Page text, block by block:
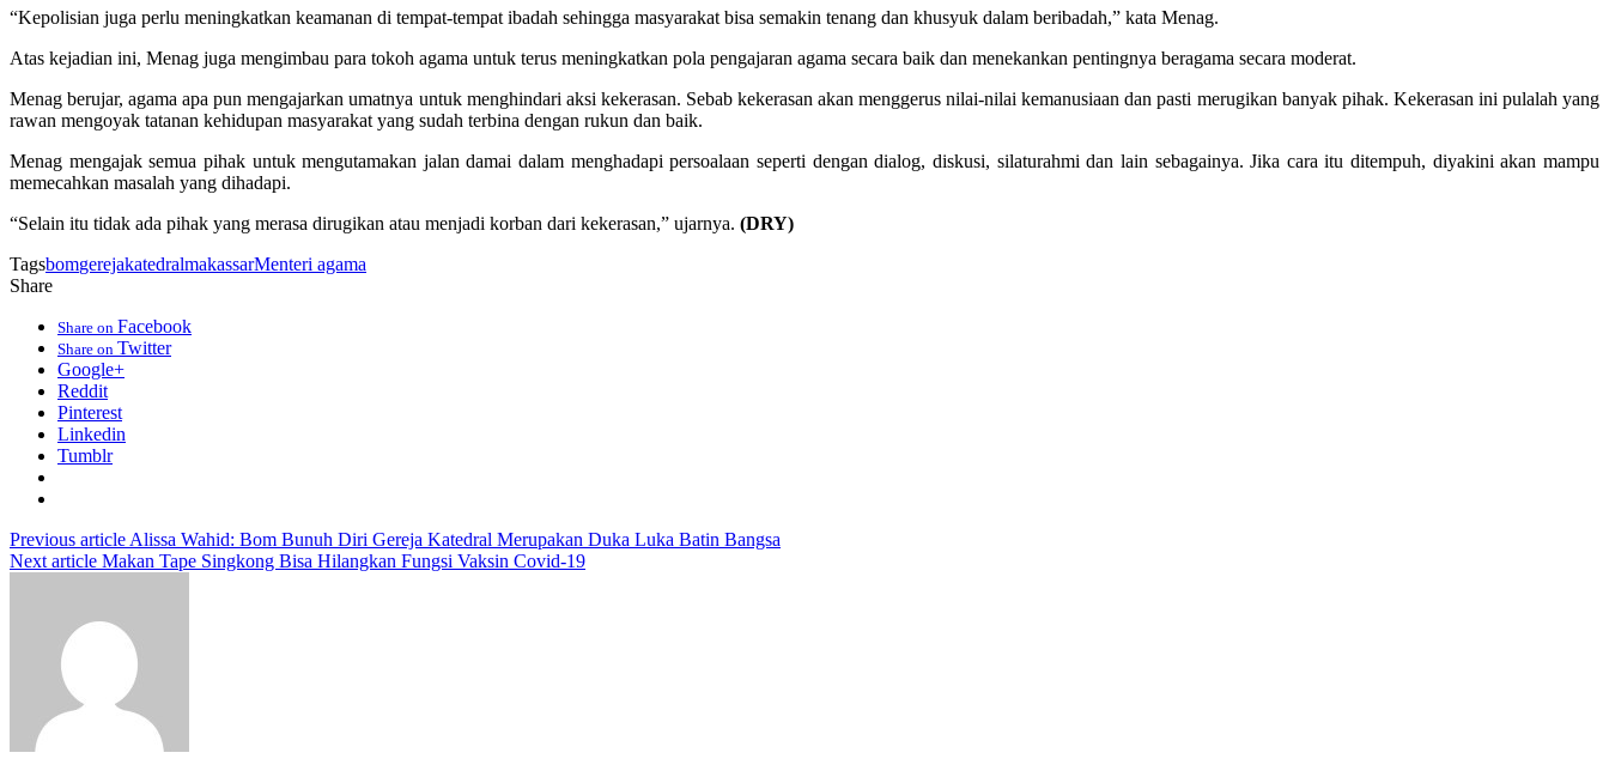
“Kepolisian juga perlu meningkatkan keamanan di tempat-tempat ibadah sehingga masyarakat bisa semakin tenang dan khusyuk dalam beribadah,” kata Menag.
Atas kejadian ini, Menag juga mengimbau para tokoh agama untuk terus meningkatkan pola pengajaran agama secara baik dan menekankan pentingnya beragama secara moderat.
Menag berujar, agama apa pun mengajarkan umatnya untuk menghindari aksi kekerasan. Sebab kekerasan akan menggerus nilai-nilai kemanusiaan dan pasti merugikan banyak pihak. Kekerasan ini pulalah yang
rawan mengoyak tatanan kehidupan masyarakat yang sudah terbina dengan rukun dan baik.
Menag mengajak semua pihak untuk mengutamakan jalan damai dalam menghadapi persoalaan seperti dengan dialog, diskusi, silaturahmi dan lain sebagainya. Jika cara itu ditempuh, diyakini akan mampu
memecahkan masalah yang dihadapi.
“Selain itu tidak ada pihak yang merasa dirugikan atau menjadi korban dari kekerasan,” ujarnya. (DRY)
TagsbomgerejakatedralmakassarMenteri agama
Share
Share on Facebook
Share on Twitter
Google+
Reddit
Pinterest
Linkedin
Tumblr
Previous article Alissa Wahid: Bom Bunuh Diri Gereja Katedral Merupakan Duka Luka Batin Bangsa
Next article Makan Tape Singkong Bisa Hilangkan Fungsi Vaksin Covid-19